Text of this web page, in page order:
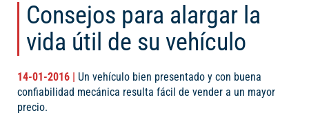
Consejos para alargar la
vida útil de su vehículo
14-01-2016 | Un vehículo bien presentado y con buena
confiabilidad mecánica resulta fácil de vender a un mayor
precio.